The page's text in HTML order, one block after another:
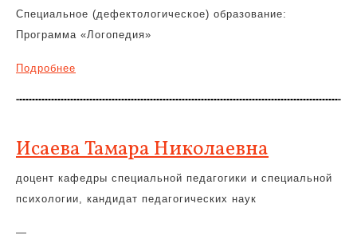
Специальное (дефектологическое) образование:
Программа «Логопедия»
Подробнее
Исаева Тамара Николаевна
доцент кафедры специальной педагогики и специальной
психологии, кандидат педагогических наук
—